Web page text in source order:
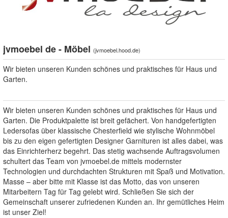
jvmoebel de - Möbel (jvmoebel.hood.de)
Wir bieten unseren Kunden schönes und praktisches für Haus und
Garten.
Wir bieten unseren Kunden schönes und praktisches für Haus und
Garten. Die Produktpalette ist breit gefächert. Von handgefertigten
Ledersofas über klassische Chesterfield wie stylische Wohnmöbel
bis zu den eigen gefertigten Designer Garnituren ist alles dabei, was
das Einrichterherz begehrt. Das stetig wachsende Auftragsvolumen
schultert das Team von jvmoebel.de mittels modernster
Technologien und durchdachten Strukturen mit Spaß und Motivation.
Masse – aber bitte mit Klasse ist das Motto, das von unseren
Mitarbeitern Tag für Tag gelebt wird. Schließen Sie sich der
Gemeinschaft unserer zufriedenen Kunden an. Ihr gemütliches Heim
ist unser Ziel!